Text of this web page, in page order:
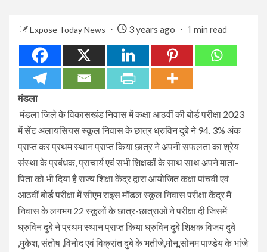
Expose Today News 3 years ago 1 min read
मंडला
मंडला जिले के विकासखंड निवास में कक्षा आठवीं की बोर्ड परीक्षा 2023
में सेंट अलायसियस स्कूल निवास के छात्र ध्रुविन दुबे ने 94. 3% अंक
प्राप्त कर प्रथम स्थान प्राप्त किया छात्र ने अपनी सफलता का श्रेय
संस्था के प्रबंधक, प्राचार्य एवं सभी शिक्षकों के साथ साथ अपने माता-
पिता को भी दिया है राज्य शिक्षा केंद्र द्वारा आयोजित कक्षा पांचवी एवं
आठवीं बोर्ड परीक्षा में सीएम राइस मॉडल स्कूल निवास परीक्षा केंद्र मैं
निवास के लगभग 22 स्कूलों के छात्र-छात्राओं ने परीक्षा दी जिसमें
ध्रुविन दुबे ने प्रथम स्थान प्राप्त किया ध्रुविन दुबे शिक्षक विजय दुबे
,मुकेश, संतोष ,विनोद एवं विक्रांत दुबे के भतीजे,मोनू,सोनम पाण्डेय के भांजे